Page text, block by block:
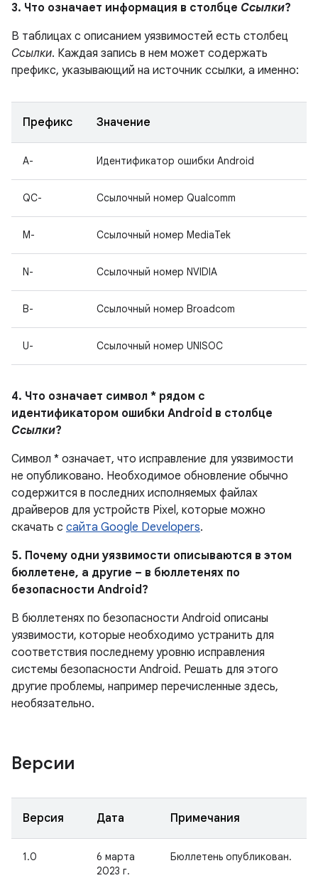
3. Что означает информация в столбце Ссылки?
В таблицах с описанием уязвимостей есть столбец
Ссылки. Каждая запись в нем может содержать
префикс, указывающий на источник ссылки, а именно:
Префикс Значение
A- Идентификатор ошибки Android
QC- Ссылочный номер Qualcomm
M- Ссылочный номер MediaTek
N- Ссылочный номер NVIDIA
B- Ссылочный номер Broadcom
U- Ссылочный номер UNISOC
4. Что означает символ * рядом с
идентификатором ошибки Android в столбце
Ссылки?
Символ * означает, что исправление для уязвимости
не опубликовано. Необходимое обновление обычно
содержится в последних исполняемых файлах
драйверов для устройств Pixel, которые можно
скачать с сайта Google Developers.
5. Почему одни уязвимости описываются в этом
бюллетене, а другие – в бюллетенях по
безопасности Android?
В бюллетенях по безопасности Android описаны
уязвимости, которые необходимо устранить для
соответствия последнему уровню исправления
системы безопасности Android. Решать для этого
другие проблемы, например перечисленные здесь,
необязательно.
Версии
Версия Дата Примечания
1.0
6 марта
2023 г.
Бюллетень опубликован.